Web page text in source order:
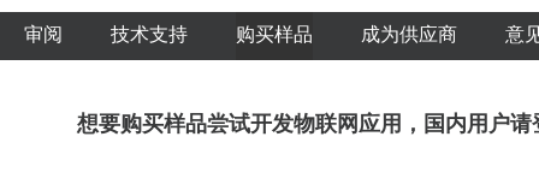
审阅 技术支持 购买样品 成为供应商 意
想要购买样品尝试开发物联网应用，国内用户请